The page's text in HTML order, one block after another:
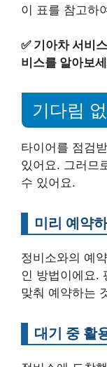
이 표를 참고하
✅ 기아차 서비
비스를 알아보
기다림
타이어를 점검
있어요. 그러므
수 있어요.
미리 예약
정비소와의 예
인 방법이에요.
맞춰 예약하는
대기 중 활